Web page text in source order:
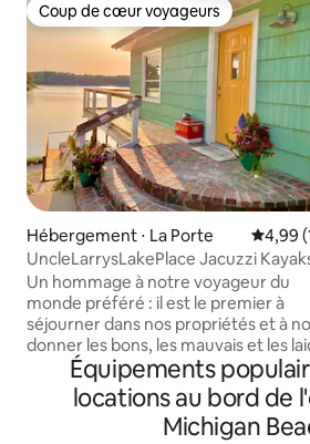
Coup de cœur voyageurs
Coup de cœur voyageurs
Hébergement ⋅ La Porte
4,99
UncleLarrysLakePlace Jacuzzi
PingPong
Un hommage à notre voyageur du
monde préféré : il est le premier à
séjourner dans nos propriétés et à
donner les bons, les mauvais et les
commentaires afin que nous
affiner l'expérience ultime pour
Cette maison au bord du lac
rénovée dispose de 4 espaces de
Équipements
locations au bord de
Michigan